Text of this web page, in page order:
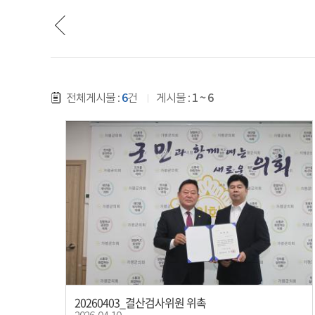
전체게시물 : 6건 게시물 : 1 ~ 6
20260403_결산검사위원 위촉